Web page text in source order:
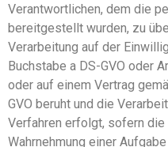
Verantwortlichen, dem die
bereitgestellt wurden, zu
Verarbeitung auf der
Buchstabe a DS-GVO oder
oder auf einem Vertrag
GVO beruht und die
Verfahren erfolgt, sofern
Wahrnehmung einer